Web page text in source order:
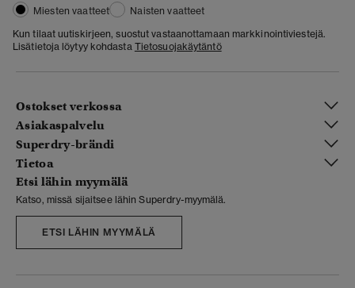
Miesten vaatteet
Naisten vaatteet
Kun tilaat uutiskirjeen, suostut vastaanottamaan markkinointiviestejä.
Lisätietoja löytyy kohdasta Tietosuojakäytäntö
Ostokset verkossa
Asiakaspalvelu
Superdry-brändi
Tietoa
Etsi lähin myymälä
Katso, missä sijaitsee lähin Superdry-myymälä.
ETSI LÄHIN MYYMÄLÄ